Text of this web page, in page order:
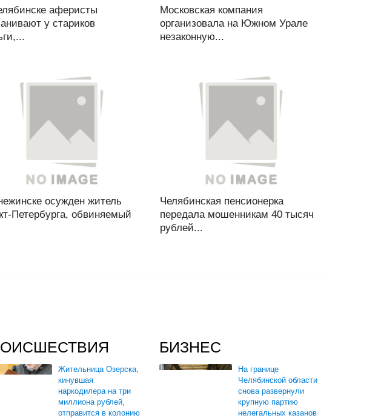
аферисты
у стариков
Московская компания
организовала на Южном Урале
незаконную...
осужден житель
Петербурга, обвиняемый
Челябинская пенсионерка
передала мошенникам 40 тысяч
рублей...
Жительница Озерска,
кинувшая
наркодилера на три
миллиона рублей,
отправится в колонию
БИЗНЕС
На границе
Челябинской области
снова развернули
крупную партию
нелегальных казанов